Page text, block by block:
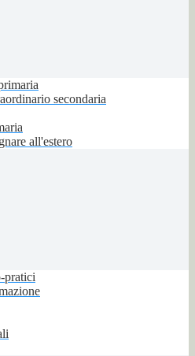
secondaria
all'estero
pratici